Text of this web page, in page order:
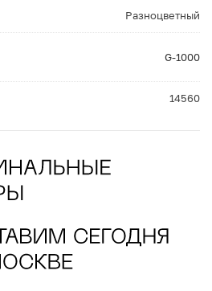
Разноцветный
G-1000
14560